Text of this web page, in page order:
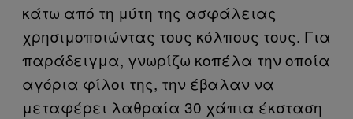
κάτω από τη μύτη της ασφάλειας
χρησιμοποιώντας τους κόλπους τους. Για
παράδειγμα, γνωρίζω κοπέλα την οποία
αγόρια φίλοι της, την έβαλαν να
μεταφέρει λαθραία 30 χάπια έκσταση